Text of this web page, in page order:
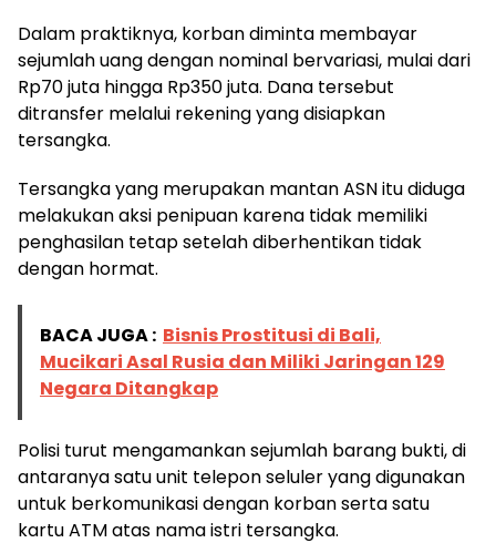
Dalam praktiknya, korban diminta membayar
sejumlah uang dengan nominal bervariasi, mulai dari
Rp70 juta hingga Rp350 juta. Dana tersebut
ditransfer melalui rekening yang disiapkan
tersangka.
Tersangka yang merupakan mantan ASN itu diduga
melakukan aksi penipuan karena tidak memiliki
penghasilan tetap setelah diberhentikan tidak
dengan hormat.
BACA JUGA : Bisnis Prostitusi di Bali,
Mucikari Asal Rusia dan Miliki Jaringan 129
Negara Ditangkap
Polisi turut mengamankan sejumlah barang bukti, di
antaranya satu unit telepon seluler yang digunakan
untuk berkomunikasi dengan korban serta satu
kartu ATM atas nama istri tersangka.